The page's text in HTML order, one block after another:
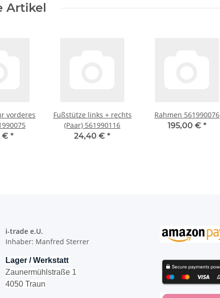
Artikel
vorderes
€ *
Fußstütze links + rechts
(Paar) 561990116
24,40 € *
Rahmen 561990076
195,00 € *
i-trade e.U.
Inhaber: Manfred Sterrer
Lager / Werkstatt
Zaunermühlstraße 1
4050 Traun